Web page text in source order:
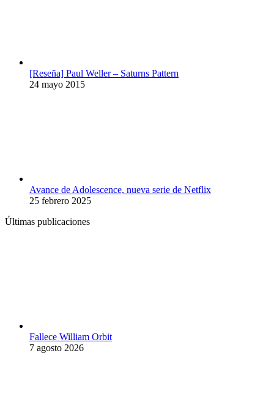
[Reseña] Paul Weller – Saturns Pattern
24 mayo 2015
Avance de Adolescence, nueva serie de Netflix
25 febrero 2025
Últimas publicaciones
Fallece William Orbit
7 agosto 2026